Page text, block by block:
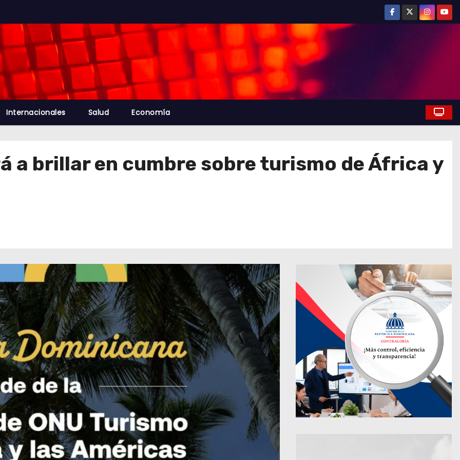
Internacionales Salud Economía
a brillar en cumbre sobre turismo de África y